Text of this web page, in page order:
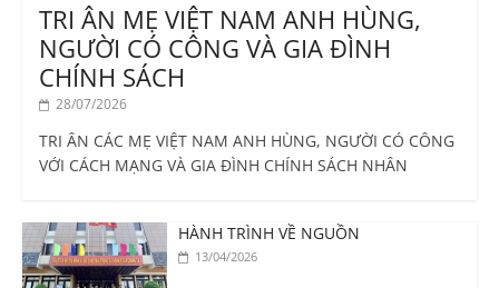
TRI ÂN MẸ VIỆT NAM ANH HÙNG,
NGƯỜI CÓ CÔNG VÀ GIA ĐÌNH
CHÍNH SÁCH
28/07/2026
TRI ÂN CÁC MẸ VIỆT NAM ANH HÙNG, NGƯỜI CÓ CÔNG
VỚI CÁCH MẠNG VÀ GIA ĐÌNH CHÍNH SÁCH NHÂN
HÀNH TRÌNH VỀ NGUỒN
13/04/2026